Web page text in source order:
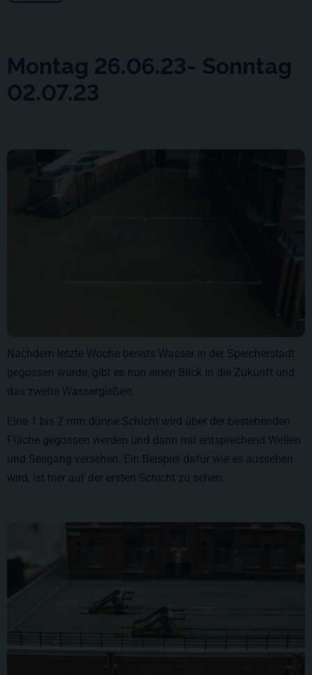
Montag 26.06.23- Sonntag
02.07.23
Nachdem letzte Woche bereits Wasser in der Speicherstadt
gegossen wurde, gibt es nun einen Blick in die Zukunft und
das zweite Wassergießen.
Eine 1 bis 2 mm dünne Schicht wird über der bestehenden
Fläche gegossen werden und dann mit entsprechend Wellen
und Seegang versehen. Ein Beispiel dafür wie es aussehen
wird, ist hier auf der ersten Schicht zu sehen.